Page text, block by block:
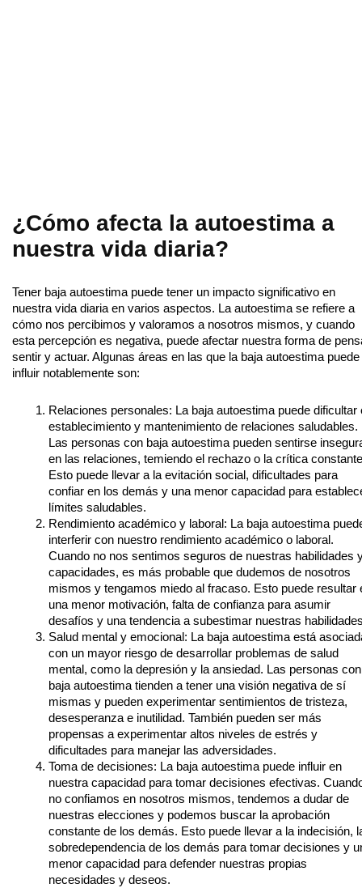
¿Cómo afecta la autoestima a
nuestra vida diaria?
Tener baja autoestima puede tener un impacto significativo en
nuestra vida diaria en varios aspectos. La autoestima se refiere a
cómo nos percibimos y valoramos a nosotros mismos, y cuando
esta percepción es negativa, puede afectar nuestra forma de
sentir y actuar. Algunas áreas en las que la baja autoestima puede
influir notablemente son:
Relaciones personales: La baja autoestima puede dificultar
establecimiento y mantenimiento de relaciones saludables.
Las personas con baja autoestima pueden sentirse
en las relaciones, temiendo el rechazo o la crítica
Esto puede llevar a la evitación social, dificultades para
confiar en los demás y una menor capacidad para
límites saludables.
Rendimiento académico y laboral: La baja autoestima
interferir con nuestro rendimiento académico o laboral.
Cuando no nos sentimos seguros de nuestras habilidades
capacidades, es más probable que dudemos de nosotros
mismos y tengamos miedo al fracaso. Esto puede resultar
una menor motivación, falta de confianza para asumir
desafíos y una tendencia a subestimar nuestras
Salud mental y emocional: La baja autoestima está
con un mayor riesgo de desarrollar problemas de salud
mental, como la depresión y la ansiedad. Las personas con
baja autoestima tienden a tener una visión negativa de sí
mismas y pueden experimentar sentimientos de tristeza,
desesperanza e inutilidad. También pueden ser más
propensas a experimentar altos niveles de estrés y
dificultades para manejar las adversidades.
Toma de decisiones: La baja autoestima puede influir en
nuestra capacidad para tomar decisiones efectivas.
no confiamos en nosotros mismos, tendemos a dudar de
nuestras elecciones y podemos buscar la aprobación
constante de los demás. Esto puede llevar a la indecisión,
sobredependencia de los demás para tomar decisiones y
menor capacidad para defender nuestras propias
necesidades y deseos.